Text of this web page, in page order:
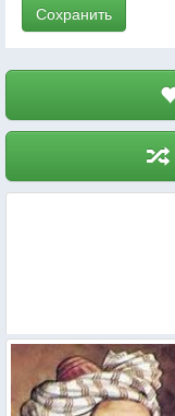
Сохранить